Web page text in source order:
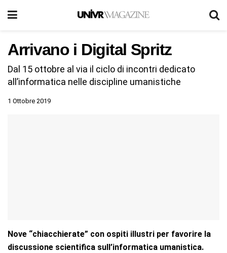
Arrivano i Digital Spritz
Dal 15 ottobre al via il ciclo di incontri dedicato
all’informatica nelle discipline umanistiche
1 Ottobre 2019
Nove “chiacchierate” con ospiti illustri per favorire la
discussione scientifica sull’informatica umanistica.